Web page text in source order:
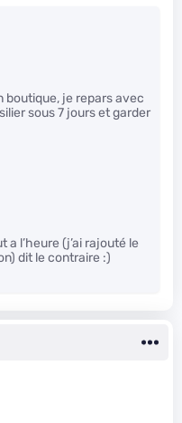
boutique, je repars avec
sous 7 jours et garder
a l’heure (j’ai rajouté le
dit le contraire :)